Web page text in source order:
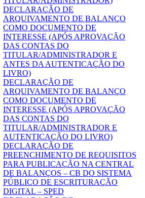
DECLARAÇÃO DE
ARQUIVAMENTO DE BALANÇO
COMO DOCUMENTO DE
INTERESSE (APÓS APROVAÇÃO
DAS CONTAS DO
TITULAR/ADMINISTRADOR E
ANTES DA AUTENTICAÇÃO DO
LIVRO)
DECLARAÇÃO DE
ARQUIVAMENTO DE BALANÇO
COMO DOCUMENTO DE
INTERESSE (APÓS APROVAÇÃO
DAS CONTAS DO
TITULAR/ADMINISTRADOR E
AUTENTICAÇÃO DO LIVRO)
DECLARAÇÃO DE
PREENCHIMENTO DE REQUISITOS
PARA PUBLICAÇÃO NA CENTRAL
DE BALANÇOS – CB DO SISTEMA
PÚBLICO DE ESCRITURAÇÃO
DIGITAL – SPED